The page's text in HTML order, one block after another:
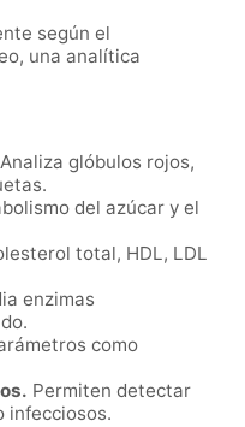
según el
una analítica
Analiza glóbulos rojos,
del azúcar y el
total, HDL, LDL
enzimas
como
Permiten detectar
infecciosos.